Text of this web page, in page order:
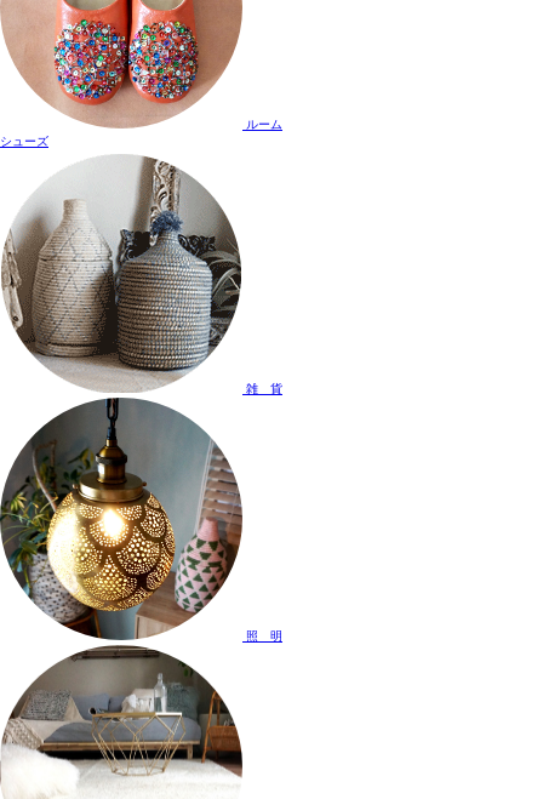
ルーム
シューズ
雑 貨
照 明